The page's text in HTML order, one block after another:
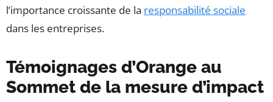
l’importance croissante de la responsabilité sociale
dans les entreprises.
Témoignages d’Orange au
Sommet de la mesure d’impact